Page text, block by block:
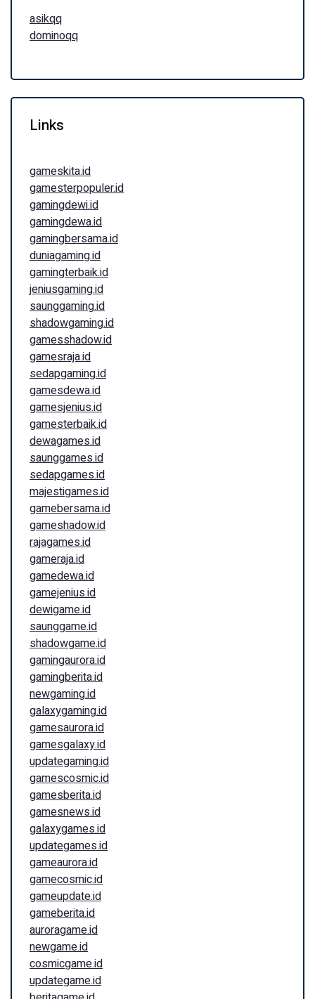
asikqq
dominoqq
Links
gameskita.id
gamesterpopuler.id
gamingdewi.id
gamingdewa.id
gamingbersama.id
duniagaming.id
gamingterbaik.id
jeniusgaming.id
saunggaming.id
shadowgaming.id
gamesshadow.id
gamesraja.id
sedapgaming.id
gamesdewa.id
gamesjenius.id
gamesterbaik.id
dewagames.id
saunggames.id
sedapgames.id
majestigames.id
gamebersama.id
gameshadow.id
rajagames.id
gameraja.id
gamedewa.id
gamejenius.id
dewigame.id
saunggame.id
shadowgame.id
gamingaurora.id
gamingberita.id
newgaming.id
galaxygaming.id
gamesaurora.id
gamesgalaxy.id
updategaming.id
gamescosmic.id
gamesberita.id
gamesnews.id
galaxygames.id
updategames.id
gameaurora.id
gamecosmic.id
gameupdate.id
gameberita.id
auroragame.id
newgame.id
cosmicgame.id
updategame.id